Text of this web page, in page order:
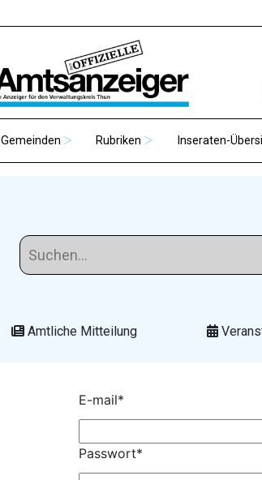
Gemeinden Rubriken Inseraten-
Amtliche Mitteilung
E-mail*
Passwort*